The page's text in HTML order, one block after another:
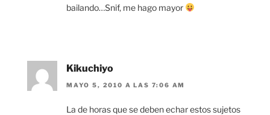
bailando…Snif, me hago mayor
Kikuchiyo
MAYO 5, 2010 A LAS 7:06 AM
La de horas que se deben echar estos sujetos